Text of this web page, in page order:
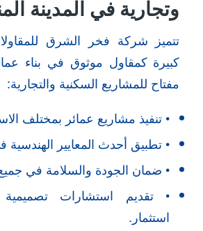
وتجارية في المدينة
تتميز شركة فخر الشرق
كبيرة كمقاول موثوق في بناء
مفتاح للمشاريع السكنية والتجارية:
• تنفيذ مشاريع عمائر بمختلف
• تطبيق أحدث المعايير الهندسية
• ضمان الجودة والسلامة في
• تقديم استشارات
استثمار.